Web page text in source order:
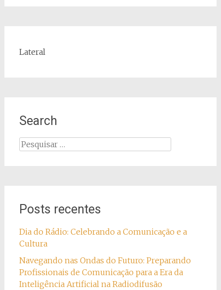
Lateral
Search
Pesquisar
Posts recentes
Dia do Rádio: Celebrando a Comunicação e a
Cultura
Navegando nas Ondas do Futuro: Preparando
Profissionais de Comunicação para a Era da
Inteligência Artificial na Radiodifusão